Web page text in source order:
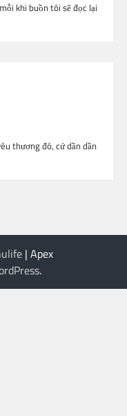
khi buồn tôi sẽ đọc lại
thương đó, cứ dần dần
| Apex
.